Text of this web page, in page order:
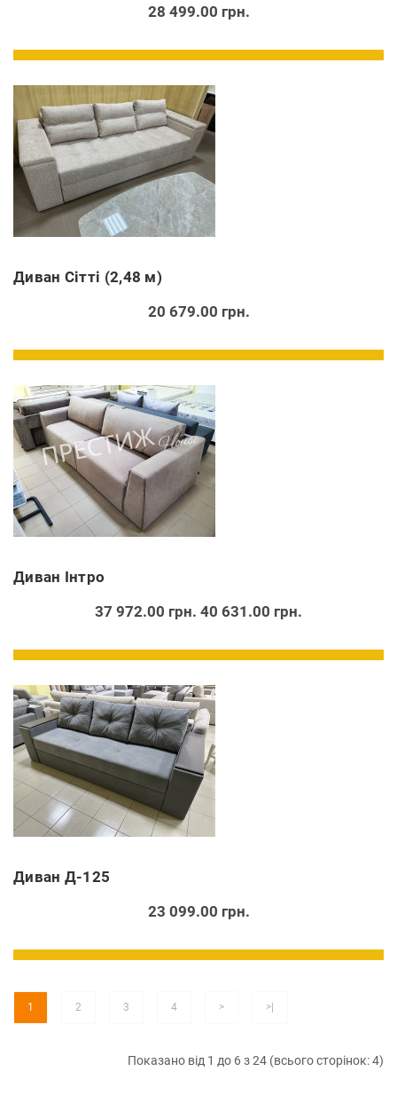
28 499.00 грн.
Диван Сітті (2,48 м)
20 679.00 грн.
Диван Інтро
37 972.00 грн. 40 631.00 грн.
Диван Д-125
23 099.00 грн.
1 2 3 4 > >|
Показано від 1 до 6 з 24 (всього сторінок: 4)